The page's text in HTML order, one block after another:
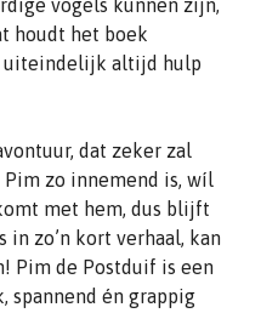
vogels kunnen zijn,
houdt het boek
uiteindelijk altijd hulp
dat zeker zal
zo innemend is, wíl
met hem, dus blijft
in zo’n kort verhaal, kan
Pim de Postduif is een
spannend én grappig